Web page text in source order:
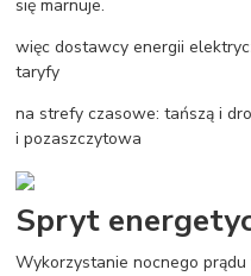
się marnuje.
więc dostawcy energii
taryfy
na strefy czasowe: tańszą i
i pozaszczytowa
Spryt
Wykorzystanie nocnego